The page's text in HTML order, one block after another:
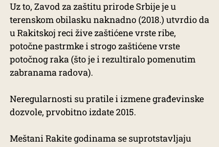
Uz to, Zavod za zaštitu prirode Srbije je u
terenskom obilasku naknadno (2018.) utvrdio da
u Rakitskoj reci žive zaštićene vrste ribe,
potočne pastrmke i strogo zaštićene vrste
potočnog raka (što je i rezultiralo pomenutim
zabranama radova).
Neregularnosti su pratile i izmene građevinske
dozvole, prvobitno izdate 2015.
Meštani Rakite godinama se suprotstavljaju